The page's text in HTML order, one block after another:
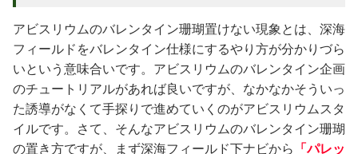
アビスリウムのバレンタイン珊瑚置けない現象とは、深海
フィールドをバレンタイン仕様にするやり方が分かりづら
いという意味合いです。アビスリウムのバレンタイン企画
のチュートリアルがあれば良いですが、なかなかそういっ
た誘導がなくて手探りで進めていくのがアビスリウムスタ
イルです。さて、そんなアビスリウムのバレンタイン珊瑚
の置き方ですが、まず深海フィールド下ナビから 「パレッ